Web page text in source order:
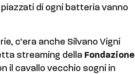
di ogni batteria vanno
c’era anche Silvano Vigni
streaming della Fondazione
il cavallo vecchio sogni in